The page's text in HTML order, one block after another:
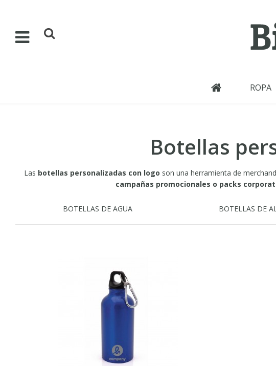
ROPA
Botellas
Las botellas personalizadas con logo son una herramienta de
campañas promocionales o packs
BOTELLAS DE AGUA BOTELLAS DE